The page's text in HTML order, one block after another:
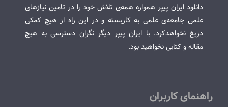
دانلود ایران پیپر همواره همه‌ی تلاش خود را در تامین نیازهای
علمی جامعه‌ی علمی به کاربسته و در این راه از هیچ کمکی
دریغ نخواهدکرد. با ایران پیپر دیگر نگران دسترسی به هیچ
مقاله و کتابی نخواهید بود.
راهنمای کاربران